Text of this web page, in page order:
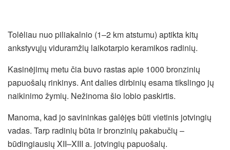
Tolėliau nuo piliakalnio (1–2 km atstumu) aptikta kitų
ankstyvųjų viduramžių laikotarpio keramikos radinių.
Kasinėjimų metu čia buvo rastas apie 1000 bronzinių
papuošalų rinkinys. Ant dalies dirbinių esama tikslingo jų
naikinimo žymių. Nežinoma šio lobio paskirtis.
Manoma, kad jo savininkas galėjęs būti vietinis jotvingių
vadas. Tarp radinių būta ir bronzinių pakabučių –
būdingiausių XII–XIII a. jotvingių papuošalų.